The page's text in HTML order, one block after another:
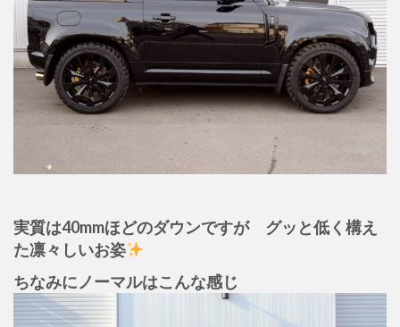
実質は40mmほどのダウンですが グッと低く構え
た凛々しいお姿
ちなみにノーマルはこんな感じ